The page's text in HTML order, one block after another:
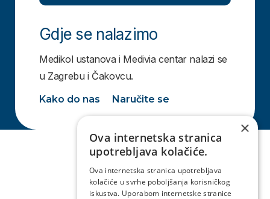
Gdje se nalazimo
Medikol ustanova i Medivia centar nalazi se
u Zagrebu i Čakovcu.
Kako do nas Naručite se
×
Ova internetska stranica
upotrebljava kolačiće.
Ova internetska stranica upotrebljava
kolačiće u svrhe poboljšanja korisničkog
iskustva. Uporabom internetske stranice